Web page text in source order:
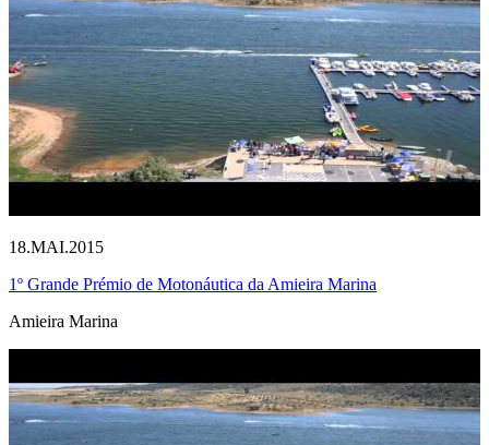
18.MAI.2015
1º Grande Prémio de Motonáutica da Amieira Marina
Amieira Marina